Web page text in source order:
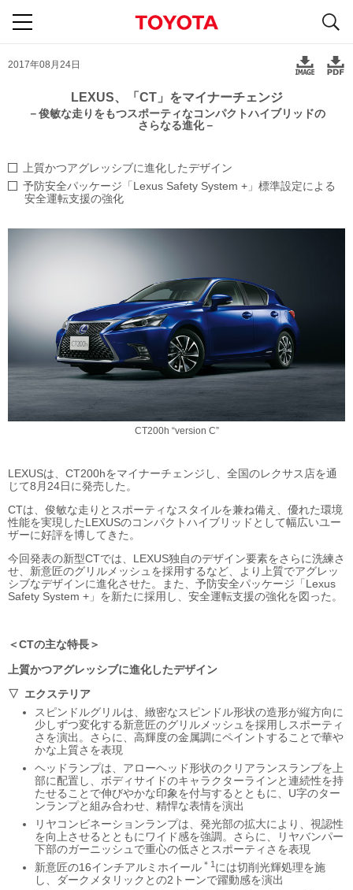
2017年08月24日
LEXUS、「CT」をマイナーチェンジ
－俊敏な走りをもつスポーティなコンパクトハイブリッドの
さらなる進化－
上質かつアグレッシブに進化したデザイン
予防安全パッケージ 「Lexus Safety System +」標準設定による
安全運転支援の強化
CT200h “version C”
LEXUSは、CT200hをマイナーチェンジし、全国のレクサス店を通
じて8月24日に発売した。
CTは、俊敏な走りとスポーティなスタイルを兼ね備え、優れた環境
性能を実現したLEXUSのコンパクトハイブリッドとして幅広いユー
ザーに好評を博してきた。
今回発表の新型CTでは、LEXUS独自のデザイン要素をさらに洗練さ
せ、新意匠のグリルメッシュを採用するなど、より上質でアグレッ
シブなデザインに進化させた。また、予防安全パッケージ「Lexus
Safety System +」を新たに採用し、安全運転支援の強化を図った。
CTの主な特長
上質かつアグレッシブに進化したデザイン
エクステリア
スピンドルグリルは、緻密なスピンドル形状の造形が縦方向に
少しずつ変化する新意匠のグリルメッシュを採用しスポーティ
さを演出。さらに、高輝度の金属調にペイントすることで華や
かな上質さを表現
ヘッドランプは、アローヘッド形状のクリアランスランプを上
部に配置し、ボディサイドのキャラクターラインと連続性を持
たせることで伸びやかな印象を付与するとともに、U字のター
ンランプと組み合わせ、精悍な表情を演出
リヤコンビネーションランプは、発光部の拡大により、視認性
を向上させるとともにワイド感を強調。さらに、リヤバンパー
下部のガーニッシュで重心の低さとスポーティさを表現
新意匠の16インチアルミホイール ＊1 には切削光輝処理を施
し、ダークメタリックとの2トーンで躍動感を演出